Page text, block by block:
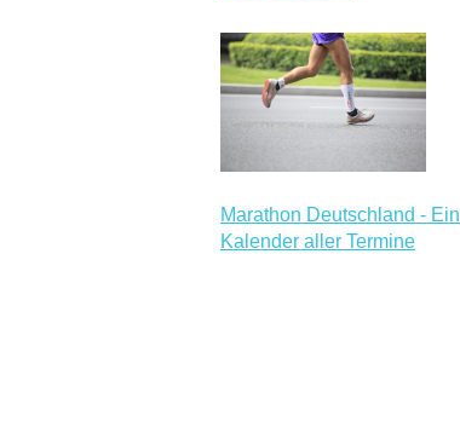
Marathon Deutschland - Ein
Kalender aller Termine